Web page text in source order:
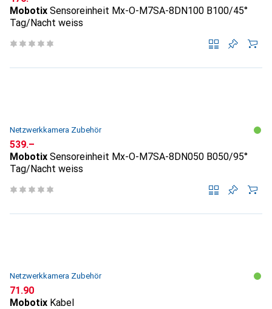
Mobotix Sensoreinheit Mx-O-M7SA-8DN100 B100/45°
Tag/Nacht weiss
Netzwerkkamera Zubehör
CHF
539.–
Mobotix Sensoreinheit Mx-O-M7SA-8DN050 B050/95°
Tag/Nacht weiss
Netzwerkkamera Zubehör
CHF
71.90
Mobotix Kabel